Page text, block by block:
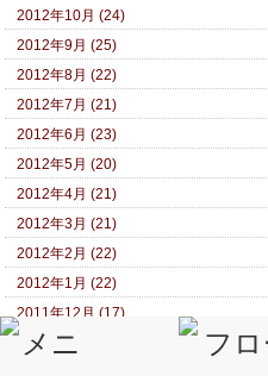
2012年10月 (24)
2012年9月 (25)
2012年8月 (22)
2012年7月 (21)
2012年6月 (23)
2012年5月 (20)
2012年4月 (21)
2012年3月 (21)
2012年2月 (22)
2012年1月 (22)
2011年12月 (17)
2011年11月 (17)